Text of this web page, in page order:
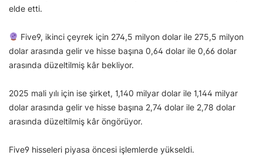
elde etti.
Five9, ikinci çeyrek için 274,5 milyon dolar ile 275,5 milyon
dolar arasında gelir ve hisse başına 0,64 dolar ile 0,66 dolar
arasında düzeltilmiş kâr bekliyor.
2025 mali yılı için ise şirket, 1,140 milyar dolar ile 1,144 milyar
dolar arasında gelir ve hisse başına 2,74 dolar ile 2,78 dolar
arasında düzeltilmiş kâr öngörüyor.
Five9 hisseleri piyasa öncesi işlemlerde yükseldi.